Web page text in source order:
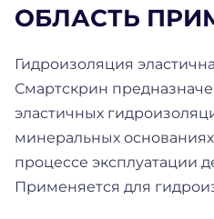
ОБЛАСТЬ
Гидроизоляция
Смартскрин
эластичных
минеральных
процессе эксплуатации
Применяется для